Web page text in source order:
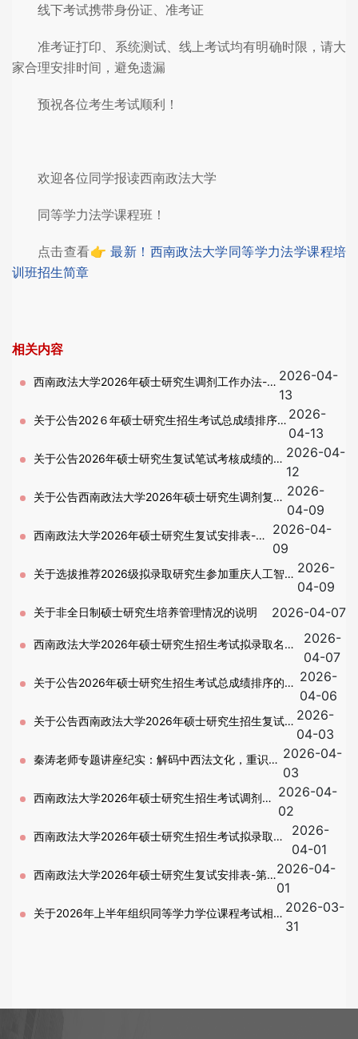
线下考试携带身份证、准考证
准考证打印、系统测试、线上考试均有明确时限，请大
家合理安排时间，避免遗漏
预祝各位考生考试顺利！
欢迎各位同学报读西南政法大学
同等学力法学课程班！
点击查看👉最新！西南政法大学同等学力法学课程培
训班招生简章
相关内容
西南政法大学2026年硕士研究生调剂工作办法-第 2026-04-
13
关于公告202６年硕士研究生招生考试总成绩排序
的通知-调剂考生
2026-
04-13
关于公告2026年硕士研究生复试笔试考核成绩的通
知-调剂考生
2026-04-
12
关于公告西南政法大学2026年硕士研究生调剂复试
考生名单的通知
2026-
04-09
西南政法大学2026年硕士研究生复试安排表-调
2026-04-
09
关于选拔推荐2026级拟录取研究生参加重庆人工智能
学院招生培养（第二批）的通知
2026-
04-09
关于非全日制硕士研究生培养管理情况的说明 2026-04-07
西南政法大学2026年硕士研究生招生考试拟录取名单
公示－第二批复试（含退役大学生士兵计划）
2026-
04-07
关于公告2026年硕士研究生招生考试总成绩排序的通
知-第二批复试(含退役士兵专项计划)
2026-
04-06
关于公告西南政法大学2026年硕士研究生招生复试考
生分组名单的通知-第二批复试
2026-
04-03
秦涛老师专题讲座纪实：解码中西法文化，重识中
国司法精神
2026-04-
03
西南政法大学2026年硕士研究生招生考试调剂工
作办法
2026-04-
02
西南政法大学2026年硕士研究生招生考试拟录取名
单公示－第一批复试
2026-
04-01
西南政法大学2026年硕士研究生复试安排表-第
2026-04-
01
关于2026年上半年组织同等学力学位课程考试相关 2026-03-
31